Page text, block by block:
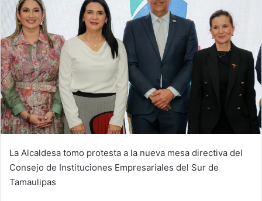
La Alcaldesa tomo protesta a la nueva mesa directiva del
Consejo de Instituciones Empresariales del Sur de
Tamaulipas